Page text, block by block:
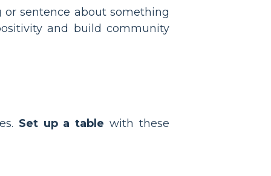
sentence about something
and build community
Set up a table with these